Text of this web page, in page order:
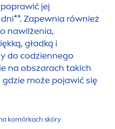
jej
Zapewnia również
nawilżenia,
gładką i
do codziennego
na obszarach takich
może pojawić się
komórkach skóry